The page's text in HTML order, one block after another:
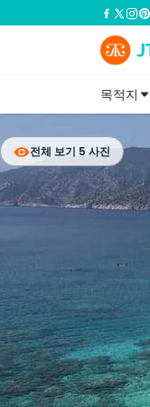
목적지
전체 보기 5 사진